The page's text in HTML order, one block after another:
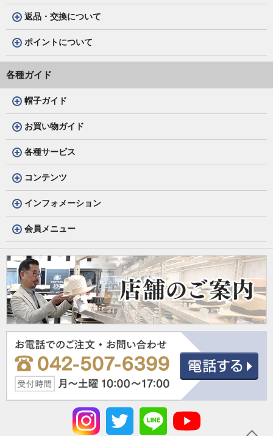
返品・交換について
ポイントについて
各種ガイド
帽子ガイド
お買い物ガイド
各種サービス
コンテンツ
インフォメーション
会員メニュー